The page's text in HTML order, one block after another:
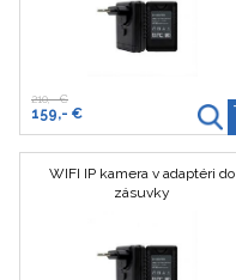
210,- €
159,- €
WIFI IP kamera v adaptéri do
zásuvky